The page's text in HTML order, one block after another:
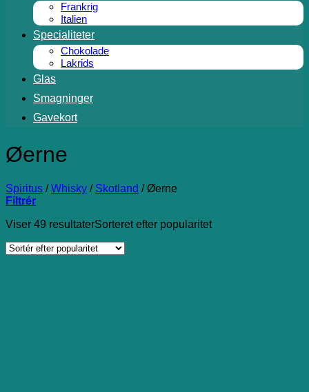
Frankrig
Italien
Specialiteter
Chokolade
Lakrids
Glas
Smagninger
Gavekort
Øerne
Spiritus / Whisky / Skotland /Øerne
Filtrér
Viser 49 resultaterSorteret efter popularitet